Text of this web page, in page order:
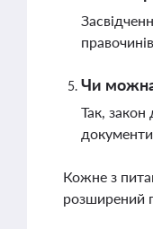
Чи можна
Так,
Кожне з
розширений